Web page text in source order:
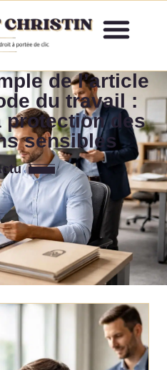
de l’article
du travail :
protection des
sensibles